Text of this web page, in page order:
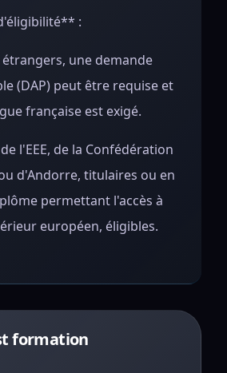
:
une demande
(DAP) peut être requise et
française est exigé.
l'EEE, de la Confédération
d'Andorre, titulaires ou en
permettant l'accès à
européen, éligibles.
formation